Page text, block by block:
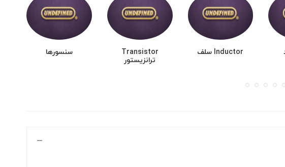
Inductor سلف
Transistor
ترانزیستور
سنسورها